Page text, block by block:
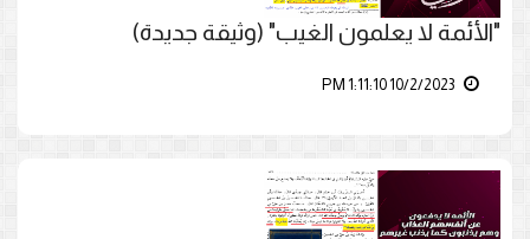
"الأئمة لا يعلمون الغيب" (وثيقة جديدة)